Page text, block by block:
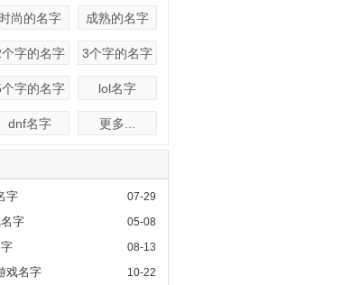
时尚的名字 成熟的名字
个字的名字 3个字的名字
字的名字 lol名字
dnf名字 更多...
07-29
字
05-08
字
08-13
10-22
戏名字